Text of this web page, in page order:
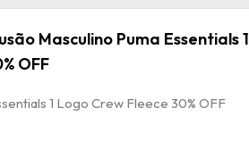
Masculino Puma Essentials 1
OFF
1 Logo Crew Fleece 30% OFF